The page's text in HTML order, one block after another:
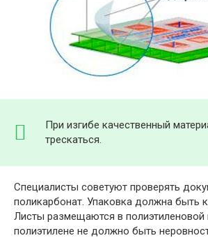
При изгибе качественный
трескаться.
Специалисты советуют проверять
поликарбонат. Упаковка должна быть
Листы размещаются в полиэтиленовой
полиэтилене не должно быть